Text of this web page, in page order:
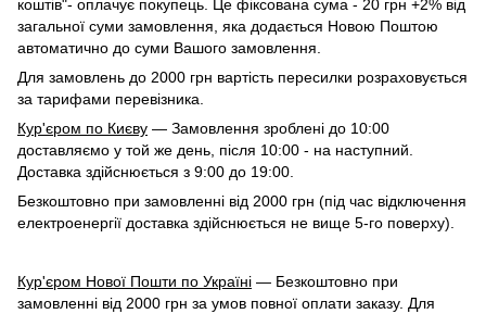
коштів"- оплачує покупець. Це фіксована сума - 20 грн +2% від
загальної суми замовлення, яка додається Новою Поштою
автоматично до суми Вашого замовлення.
Для замовлень до 2000 грн вартість пересилки розраховується
за тарифами перевізника.
Кур'єром по Києву — Замовлення зроблені до 10:00
доставляємо у той же день, після 10:00 - на наступний.
Доставка здійснюється з 9:00 до 19:00.
Безкоштовно при замовленні від 2000 грн (під час відключення
електроенергії доставка здійснюється не вище 5-го поверху).
Кур'єром Нової Пошти по Україні — Безкоштовно при
замовленні від 2000 грн за умов повної оплати заказу. Для